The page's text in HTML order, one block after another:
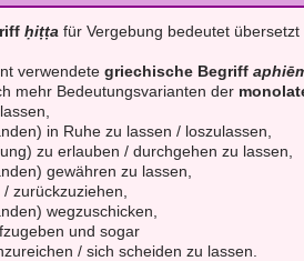
ḥiṭṭa für Vergebung bedeutet
verwendetegriechische Begriff
mehr Bedeutungsvarianten der
in Ruhe zu lassen / loszulassen,
zu erlauben / durchgehen zu lassen,
gewähren zu lassen,
wegzuschicken,
und sogar
/ sich scheiden zu lassen.